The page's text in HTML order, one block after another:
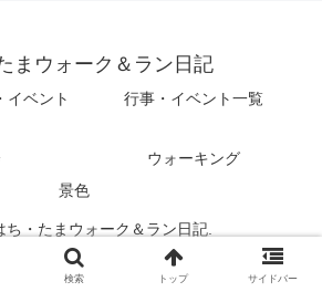
まウォーク＆ラン日記
イベント
行事・イベント一覧
ウォーキング
景色
・たまウォーク＆ラン日記.
検索 トップ サイドバー